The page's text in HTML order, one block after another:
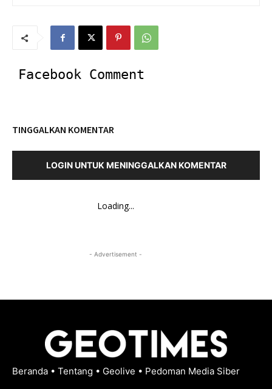
Facebook Comment
TINGGALKAN KOMENTAR
LOGIN UNTUK MENINGGALKAN KOMENTAR
Loading...
- Advertisement -
Beranda • Tentang • Geolive • Pedoman Media Siber